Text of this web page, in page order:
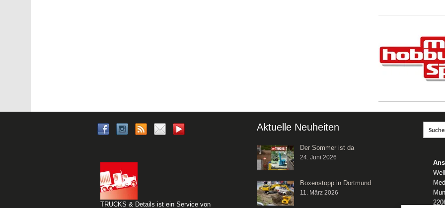
TRUCKS & Details ist ein Service von
Aktuelle Neuheiten
Der Sommer ist da
24. Juni 2026
Boxenstopp in Dortmund
11. März 2026